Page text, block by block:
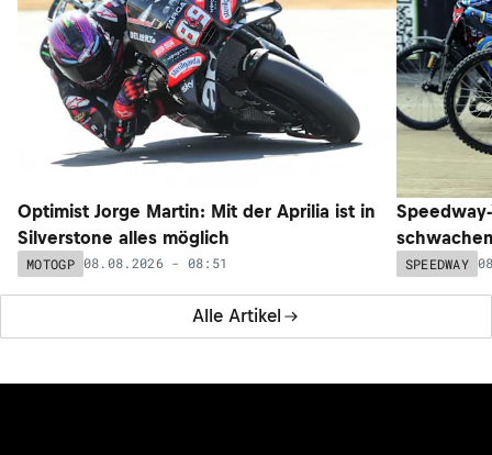
Alle Artikel
Optimist Jorge Martin: Mit der Aprilia ist in
Silverstone alles möglich
MOTOGP 08.08.2026 - 08:51 SPEEDWAY